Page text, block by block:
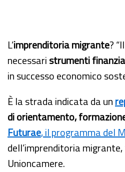
L’imprenditoria migrante?
necessaristrumenti
in successo economico
È la strada indicata da un
di orientamento,
Futurae, il programma del
dell’imprenditoria
Unioncamere.